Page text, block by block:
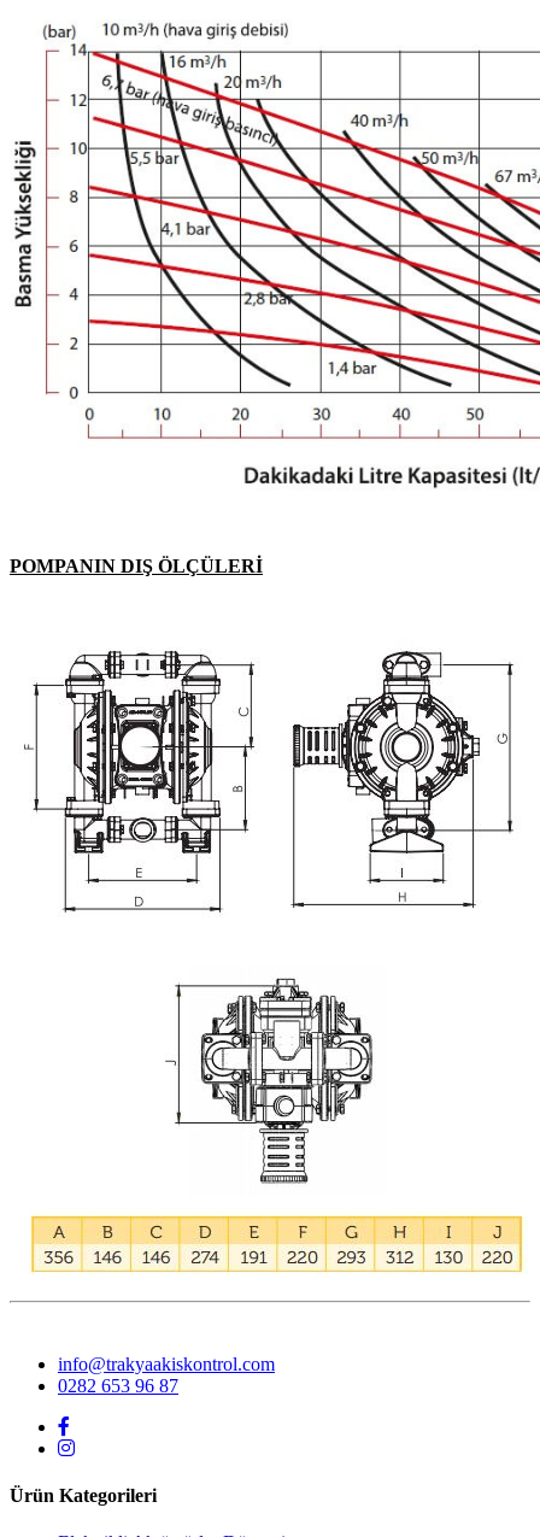
POMPANIN DIŞ ÖLÇÜLERİ
info@trakyaakiskontrol.com
0282 653 96 87
Ürün Kategorileri